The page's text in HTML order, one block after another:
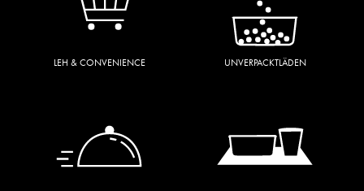
LEH & CONVENIENCE UNVERPACKTLÄDEN